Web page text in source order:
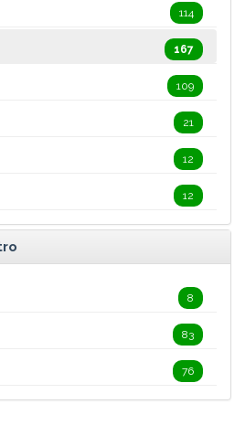
114
167
109
21
12
12
8
83
76